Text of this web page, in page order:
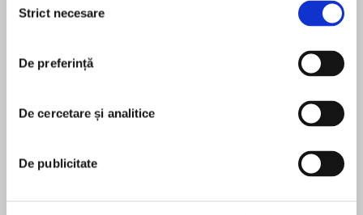
consimțământului
Strict necesare
De preferință
De cercetare și analitice
De publicitate
The sound of a bullet hitting flesh
Dr. Kay Scarpetta is in pursuit of a sniper who
leaves no trace except copper fragments. The
impossible shots cause instant death. Snap
The target is closer than you think
The victims have nothing in common, and there
is no indication where the killer will strike next.
Snap
În acest moment nu există recenzii
Patricia Cornwell
Patricia Cornwell is recognized as one of the
world’s top bestselling crime writers and the